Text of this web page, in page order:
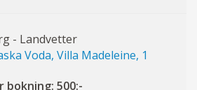
- Landvetter
Voda, Villa Madeleine, 1
500:-